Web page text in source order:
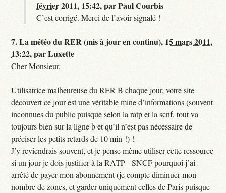
février 2011, 15:42,parPaul Courbis
C’est corrigé. Merci de l’avoir signalé !
7.La météo du RER (mis à jour en continu), 15 mars 2011,
13:22,parLuxette
Cher Monsieur,
Utilisatrice malheureuse du RER B chaque jour, votre site
découvert ce jour est une véritable mine d’informations (souvent
inconnues du public puisque selon la ratp et la scnf, tout va
toujours bien sur la ligne b et qu’il n’est pas nécessaire de
préciser les petits retards de 10 min !) !
J’y reviendrais souvent, et je pense même utiliser cette ressource
si un jour je dois justifier à la RATP - SNCF pourquoi j’ai
arrêté de payer mon abonnement (je compte diminuer mon
nombre de zones, et garder uniquement celles de Paris puisque